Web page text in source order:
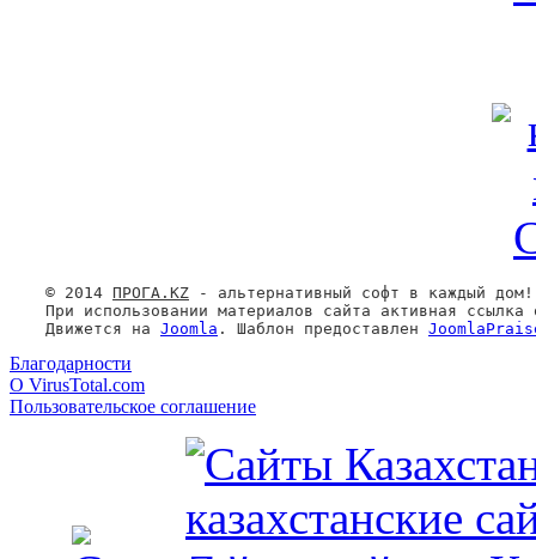
© 2014 ПРОГА.KZ - альтернативный софт в каждый дом!
При использовании материалов сайта активная ссылка
Движется на Joomla . Шаблон предоставлен
Благодарности
О VirusTotal.com
Пользовательское соглашение